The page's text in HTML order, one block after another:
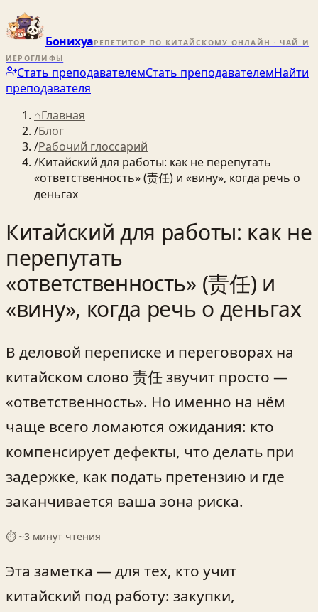
БонихуаРЕПЕТИТОР ПО КИТАЙСКОМУ ОНЛАЙН · ЧАЙ И
ИЕРОГЛИФЫ
Стать преподавателемСтать преподавателемНайти
преподавателя
⌂Главная
/Блог
/Рабочий глоссарий
/Китайский для работы: как не перепутать
«ответственность» (责任) и «вину», когда речь о
деньгах
Китайский для работы: как не
перепутать
«ответственность» (责任) и
«вину», когда речь о деньгах
В деловой переписке и переговорах на
китайском слово 责任 звучит просто —
«ответственность». Но именно на нём
чаще всего ломаются ожидания: кто
компенсирует дефекты, что делать при
задержке, как подать претензию и где
заканчивается ваша зона риска.
⏱ ~3 минут чтения
Эта заметка — для тех, кто учит
китайский под работу: закупки,